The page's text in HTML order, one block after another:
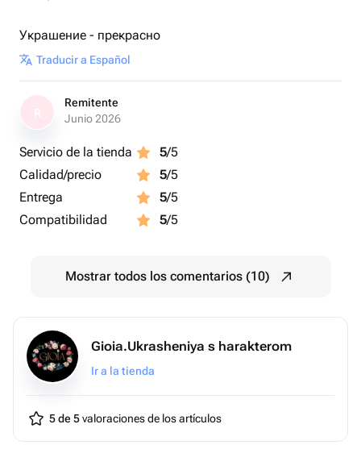
Украшение - прекрасно
Traducir a Español
Remitente
Junio 2026
Servicio de la tienda 5/5
Calidad/precio
5/5
Entrega
5/5
Compatibilidad
5/5
Mostrar todos los comentarios (10)
Gioia.Ukrasheniya s harakterom
Ir a la tienda
5 de 5valoraciones de los artículos